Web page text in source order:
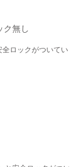
ク無し
全ロックがついてい